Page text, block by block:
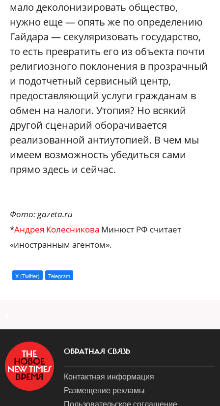
мало деколонизировать общество,
нужно еще — опять же по определению
Гайдара — секуляризовать государство,
то есть превратить его из объекта почти
религиозного поклонения в прозрачный
и подотчетный сервисный центр,
предоставляющий услуги гражданам в
обмен на налоги. Утопия? Но всякий
другой сценарий оборачивается
реализованной антиутопией. В чем мы
имеем возможность убедиться сами
прямо здесь и сейчас.
Фото: gazeta.ru
*Андрея Колесникова Минюст РФ считает
«иностранным агентом».
X (Twitter) Telegram
ОБРАТНАЯ СВЯЗЬ
Контактная информация
Размещение рекламы